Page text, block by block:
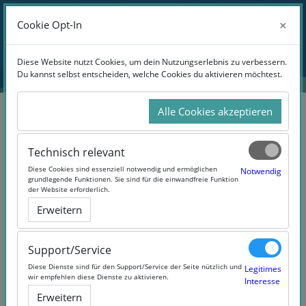
Zum Hauptinhalt
Website-Übersicht
Anmelden
oncampus Showroom 2.0
Kursinhalt
Abzeichen
Cookie Opt-In ×
Diese Website nutzt Cookies, um dein Nutzungserlebnis zu verbessern.
Du kannst selbst entscheiden, welche Cookies du aktivieren möchtest.
Alle Cookies akzeptieren
Technisch relevant
Diese Cookies sind essenziell notwendig und ermöglichen
grundlegende Funktionen. Sie sind für die einwandfreie Funktion
der Website erforderlich.
Notwendig
Erweitern
Support/Service
Diese Dienste sind für den Support/Service der Seite nützlich und
wir empfehlen diese Dienste zu aktivieren.
Legitimes
Interesse
Erweitern
Cookie Opt-In ×
Diese Website nutzt Cookies, um dein Nutzungserlebnis zu verbessern.
Du kannst selbst entscheiden, welche Cookies du aktivieren möchtest.
Alle Cookies akzeptieren
Technisch relevant
Diese Cookies sind essenziell notwendig und ermöglichen
grundlegende Funktionen. Sie sind für die einwandfreie Funktion
der Website erforderlich.
Notwendig
Erweitern
Support/Service
Diese Dienste sind für den Support/Service der Seite nützlich und
wir empfehlen diese Dienste zu aktivieren.
Legitimes
Interesse
Erweitern